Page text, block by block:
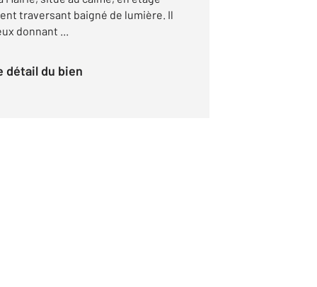
traversant baigné de lumière. Il
donnant ...
détail du bien